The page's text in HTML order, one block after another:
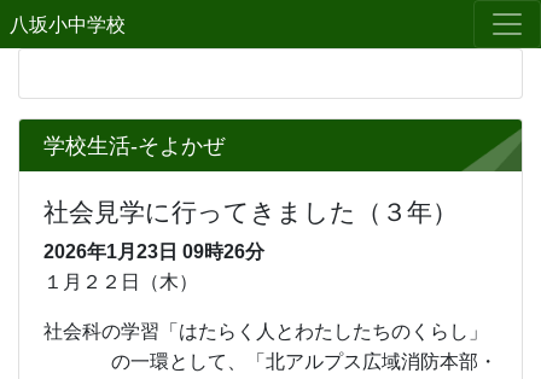
八坂小中学校
学校生活-そよかぜ
社会見学に行ってきました（３年）
2026年1月23日 09時26分
１月２２日（木）
社会科の学習「はたらく人とわたしたちのくらし」
の一環として、「北アルプス広域消防本部・